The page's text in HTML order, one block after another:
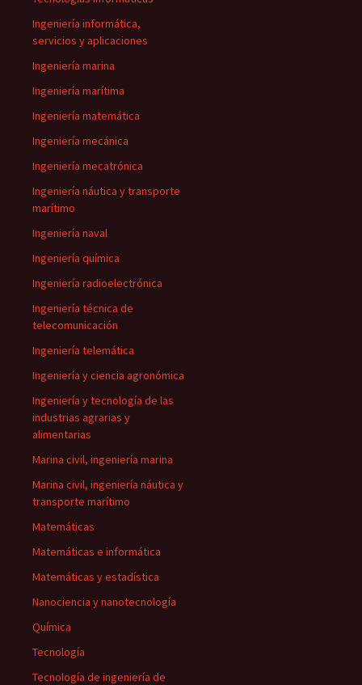
Ingeniería informática,
servicios y aplicaciones
Ingeniería marina
Ingeniería marítima
Ingeniería matemática
Ingeniería mecánica
Ingeniería mecatrónica
Ingeniería náutica y transporte
marítimo
Ingeniería naval
Ingeniería química
Ingeniería radioelectrónica
Ingeniería técnica de
telecomunicación
Ingeniería telemática
Ingeniería y ciencia agronómica
Ingeniería y tecnología de las
industrias agrarias y
alimentarias
Marina civil, ingeniería marina
Marina civil, ingeniería náutica y
transporte marítimo
Matemáticas
Matemáticas e informática
Matemáticas y estadística
Nanociencia y nanotecnología
Química
Tecnología
Tecnología de ingeniería de